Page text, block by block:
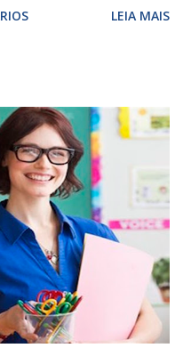
maneira de expressar o
ações apresentadas,
DE PALAVRAS E
Você pensa Você
não adquiriu os
Não tem limites
pois… É nervoso
para convívio no
LEIA MAIS